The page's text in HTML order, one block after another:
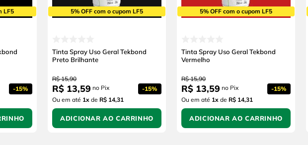
LF5
-15%
5% OFF com o cupom LF5
Tinta Spray Uso Geral Tekbond
Preto Brilhante
R$ 15,90
R$ 13,59 no Pix -15%
Ou em até 1x de R$ 14,31
ADICIONAR AO CARRINHO
5% OFF com o cupom LF5
Tinta Spray Uso Geral Tekbond
Vermelho
R$ 15,90
R$ 13,59 no Pix -15%
Ou em até 1x de R$ 14,31
ADICIONAR AO CARRINHO